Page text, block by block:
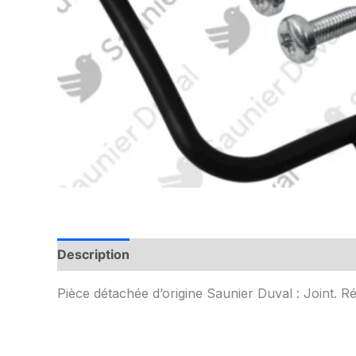
Description
Pièce détachée d’origine Saunier Duval : Joint.